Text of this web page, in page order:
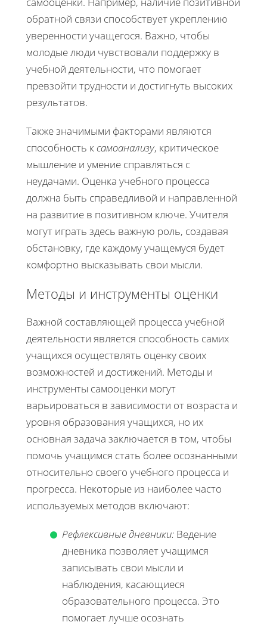
обратной связи способствует укреплению
уверенности учащегося. Важно, чтобы
молодые люди чувствовали поддержку в
учебной деятельности, что помогает
превзойти трудности и достигнуть высоких
результатов.
Также значимыми факторами являются
способность ксамоанализу, критическое
мышление и умение справляться с
неудачами. Оценка учебного процесса
должна быть справедливой и направленной
на развитие в позитивном ключе. Учителя
могут играть здесь важную роль, создавая
обстановку, где каждому учащемуся будет
комфортно высказывать свои мысли.
Методы и инструменты оценки
Важной составляющей процесса учебной
деятельности является способность самих
учащихся осуществлять оценку своих
возможностей и достижений. Методы и
инструменты самооценки могут
варьироваться в зависимости от возраста и
уровня образования учащихся, но их
основная задача заключается в том, чтобы
помочь учащимся стать более осознанными
относительно своего учебного процесса и
прогресса. Некоторые из наиболее часто
используемых методов включают:
Рефлексивные дневники: Ведение
дневника позволяет учащимся
записывать свои мысли и
наблюдения, касающиеся
образовательного процесса. Это
помогает лучше осознать